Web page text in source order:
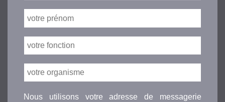
Nous utilisons votre adresse de messagerie